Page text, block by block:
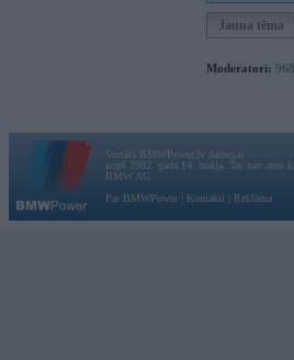
Jauna tēma
Moderatori:
Vortāls BMWPower.lv darbojas
kopš 2002. gada 14. maija. Tas nav auto
BMW AG.
Par BMWPower
Kontakti Reklāma